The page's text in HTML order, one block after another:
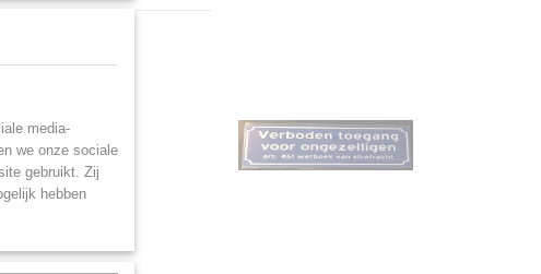
media-
we onze sociale
gebruikt. Zij
hebben